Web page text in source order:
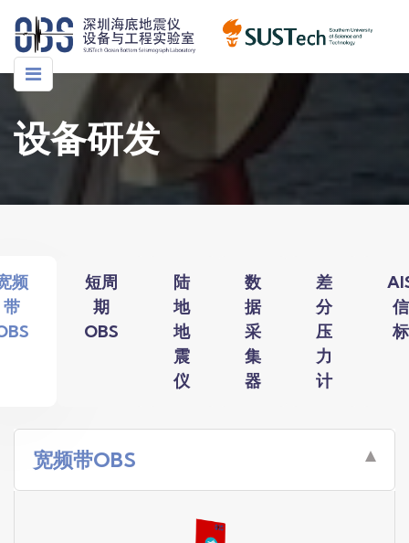
设备研发
频
带
短周
期
OBS
陆
地
地
震
仪
数
据
采
集
器
差
分
压
力
计
信
标
宽频带OBS